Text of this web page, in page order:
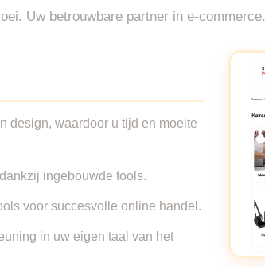
Uw betrouwbare partner in e-commerce.
design, waardoor u tijd en moeite
ingebouwde tools.
voor succesvolle online handel.
in uw eigen taal van het